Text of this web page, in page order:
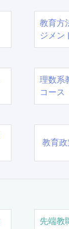
教育方
ジメン
理数系
コース
教育
先端教